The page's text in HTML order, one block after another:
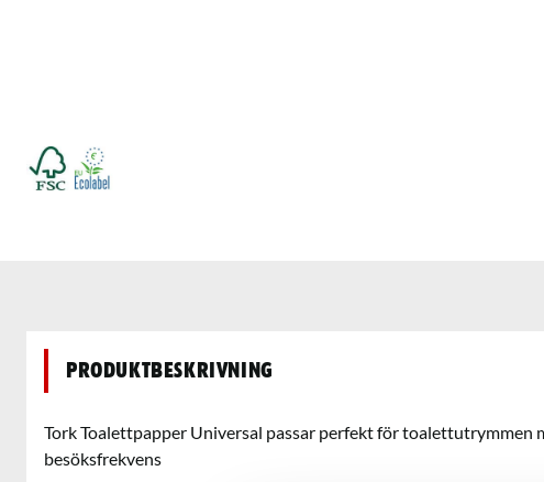
Produktbeskrivning
Tork Toalettpapper Universal passar perfekt för toalettutrymmen
besöksfrekvens